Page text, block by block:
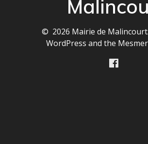
© 2026 Mairie de
WordPress and the